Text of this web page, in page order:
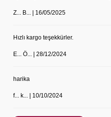
Önlük, Scrubs ve
Labor Medikal Tekstil
Z... B... | 16/05/2025
Hızlı kargo teşekkürler.
E... Ö... | 28/12/2024
harika
f... k... | 10/10/2024